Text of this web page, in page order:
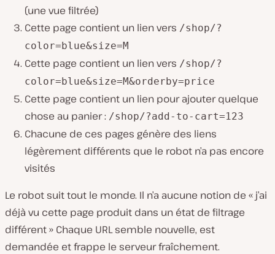
(une vue filtrée)
Cette page contient un lien vers /shop/?
color=blue&size=M
Cette page contient un lien vers /shop/?
color=blue&size=M&orderby=price
Cette page contient un lien pour ajouter quelque
chose au panier : /shop/?add-to-cart=123
Chacune de ces pages génère des liens
légèrement différents que le robot n’a pas encore
visités
Le robot suit tout le monde. Il n’a aucune notion de « j’ai
déjà vu cette page produit dans un état de filtrage
différent » Chaque URL semble nouvelle, est
demandée et frappe le serveur fraîchement.